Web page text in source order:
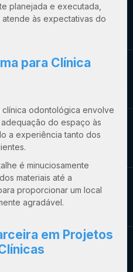
planejada e executada,
às expectativas do
para Clínica
odontológica envolve
do espaço às
a experiência tanto dos
é minuciosamente
materiais até a
proporcionar um local
agradável.
em Projetos